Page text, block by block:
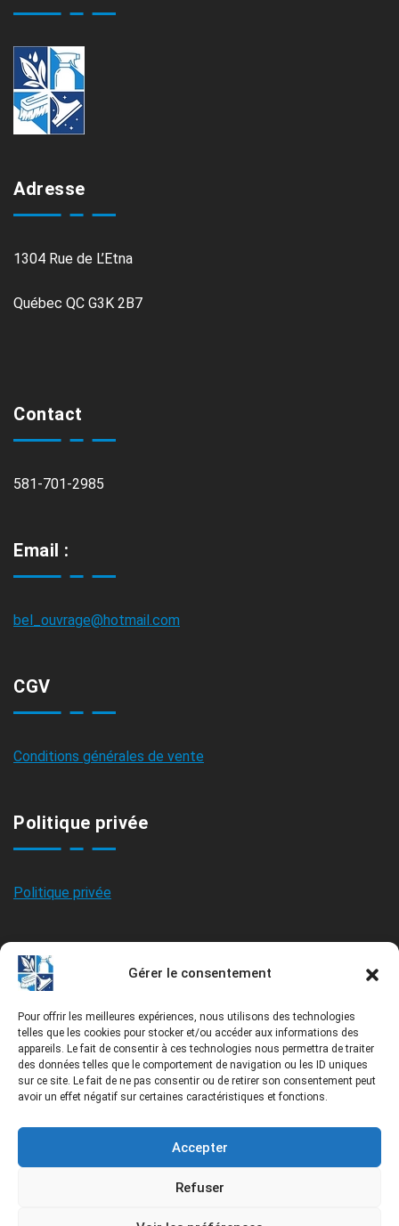
Gérer le consentement
Pour offrir les meilleures expériences, nous utilisons des technologies
telles que les cookies pour stocker et/ou accéder aux informations des
appareils. Le fait de consentir à ces technologies nous permettra de traiter
des données telles que le comportement de navigation ou les ID uniques
sur ce site. Le fait de ne pas consentir ou de retirer son consentement peut
avoir un effet négatif sur certaines caractéristiques et fonctions.
Accepter
Refuser
Adresse
1304 Rue de L’Etna
Québec QC G3K 2B7
Contact
581-701-2985
Email :
bel_ouvrage@hotmail.com
CGV
Conditions générales de vente
Politique privée
Politique privée
Politique des Cookies
Politique des Cookies